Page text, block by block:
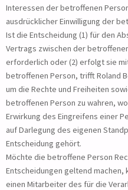
Interessen der betroffenen
ausdrücklicher Einwilligung der
Ist die Entscheidung (1) für den
Vertrags zwischen der
erforderlich oder (2) erfolgt sie
betroffenen Person, trifft Roland
um die Rechte und Freiheiten
betroffenen Person zu wahren,
Erwirkung des Eingreifens einer
auf Darlegung des eigenen
Entscheidung gehört.
Möchte die betroffene Person
Entscheidungen geltend machen,
einen Mitarbeiter des für die